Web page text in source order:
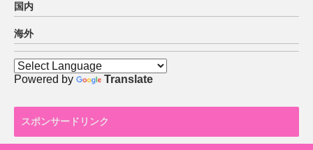
国内
海外
Powered by Translate
スポンサードリンク